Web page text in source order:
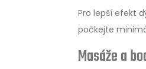
Pro lepší efekt
počkejte
Masáže a